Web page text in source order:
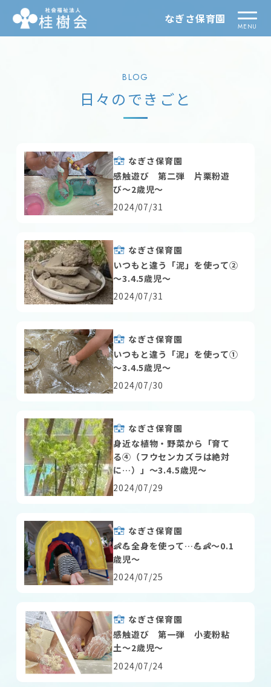
なぎさ保育園
BLOG
日々のできごと
なぎさ保育園
感触遊び 第二弾 片栗粉遊
び～2歳児～
2024/07/31
なぎさ保育園
いつもと違う「泥」を使って②
～3.4.5歳児～
2024/07/31
なぎさ保育園
いつもと違う「泥」を使って①
～3.4.5歳児～
2024/07/30
なぎさ保育園
身近な植物・野菜から「育て
る④（フウセンカズラは絶対
に…）」～3.4.5歳児～
2024/07/29
なぎさ保育園
👶💪全身を使って…💪👶～0.1
歳児～
2024/07/25
なぎさ保育園
感触遊び 第一弾 小麦粉粘
土～2歳児～
2024/07/24